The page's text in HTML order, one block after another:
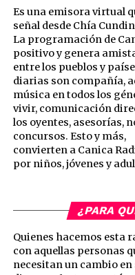
Es una emisora virtual
señal desde Chía
La programación de
positivo y genera
entre los pueblos y
diarias son compañía,
música en todos los
vivir, comunicación
los oyentes, asesorías,
concursos. Esto y más,
convierten a Canica
por niños, jóvenes y
¿PARA
Quienes hacemos esta
con aquellas personas
necesitan un cambio